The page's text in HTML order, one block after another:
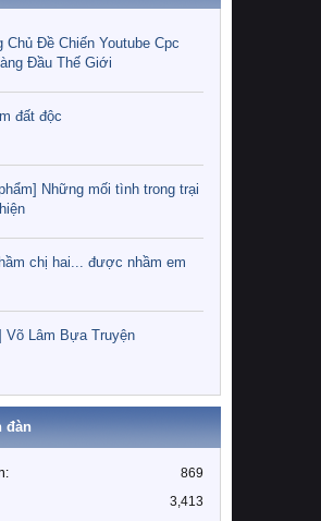
Chủ Đề Chiến Youtube Cpc
Đầu Thế Giới
đất độc
Những mối tình trong trại
chị hai... được nhầm em
Võ Lâm Bựa Truyện
đàn
869
3,413